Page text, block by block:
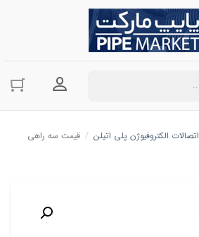
ورود به
اتصالات الکتروفیوژن پلی اتیلن / قیمت سه راهی